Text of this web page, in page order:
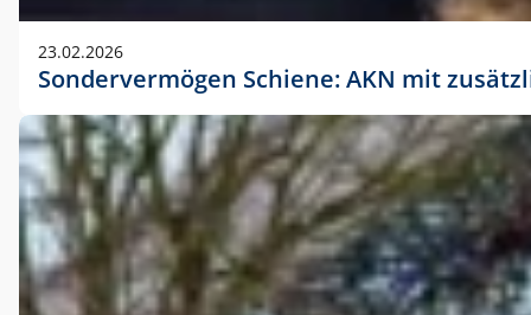
23.02.2026
Sondervermögen Schiene: AKN mit